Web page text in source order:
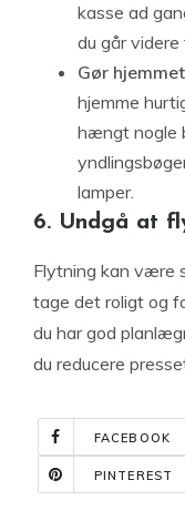
kasse ad
du går
Gør
hjemme
hængt nogle
lamper.
6. Undgå at
Flytning kan være
tage det roligt og
du har god
du reducere
FACEBOOK
PINTEREST